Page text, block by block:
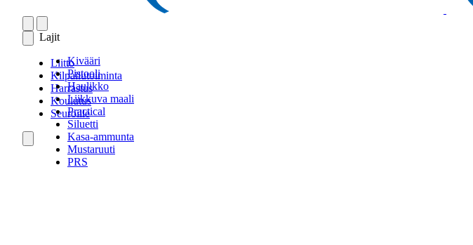
Lajit
Kivääri
Pistooli
Haulikko
Liikkuva maali
Practical
Siluetti
Kasa-ammunta
Mustaruuti
PRS
Liitto
Kilpailutoiminta
Harrastus
Koulutus
Seuroille